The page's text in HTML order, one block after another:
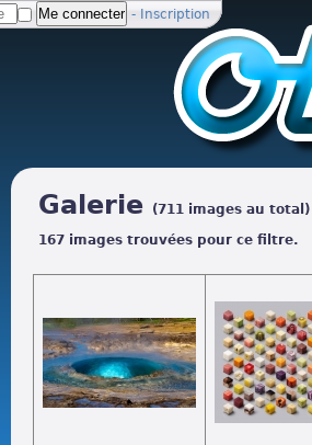
- Inscription
Galerie
(711 images au total)
167 images trouvées pour ce filtre.